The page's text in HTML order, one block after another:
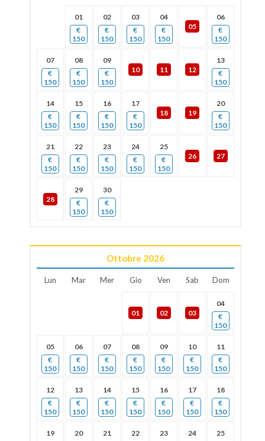
01
€
150
02
€
150
03
€
150
04
€
150
05
06
€
150
07
€
150
08
€
150
09
€
150
10 11 12
13
€
150
14
€
150
15
€
150
16
€
150
17
€
150
18 19
20
€
150
21
€
150
22
€
150
23
€
150
24
€
150
25
€
150
26 27
28
29
€
150
30
€
150
Ottobre 2026
Lun Mar Mer Gio Ven Sab Dom
01 02 03
04
€
150
05
€
150
06
€
150
07
€
150
08
€
150
09
€
150
10
€
150
11
€
150
12
€
150
13
€
150
14
€
150
15
€
150
16
€
150
17
€
150
18
€
150
19
20
21
22
23
24
25